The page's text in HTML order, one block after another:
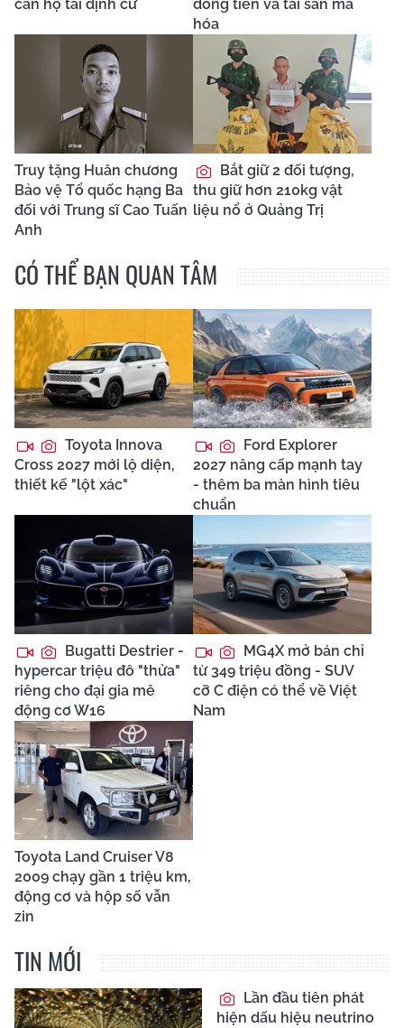
căn hộ tái định cư
dòng tiền và tài sản mã
hóa
Truy tặng Huân chương
Bảo vệ Tổ quốc hạng Ba
đối với Trung sĩ Cao Tuấn
Anh
Bắt giữ 2 đối tượng,
thu giữ hơn 210kg vật
liệu nổ ở Quảng Trị
CÓ THỂ BẠN QUAN TÂM
Toyota Innova
Cross 2027 mới lộ diện,
thiết kế "lột xác"
Ford Explorer
2027 nâng cấp mạnh tay
- thêm ba màn hình tiêu
chuẩn
Bugatti Destrier -
hypercar triệu đô "thửa"
riêng cho đại gia mê
động cơ W16
MG4X mở bán chỉ
từ 349 triệu đồng - SUV
cỡ C điện có thể về Việt
Nam
Toyota Land Cruiser V8
2009 chạy gần 1 triệu km,
động cơ và hộp số vẫn
zin
TIN MỚI
Lần đầu tiên phát
hiện dấu hiệu neutrino